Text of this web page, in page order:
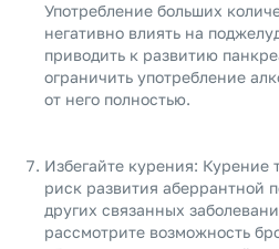
Употребление больших
негативно влиять на
приводить к развитию
ограничить употребление
от него полностью.
Избегайте курения: Курение
риск развития аберрантной
других связанных
рассмотрите возможность